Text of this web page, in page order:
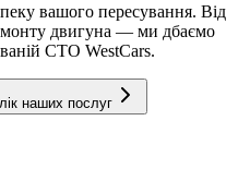
вашого пересування. Від
двигуна — ми дбаємо
СТО WestCars.
наших послуг